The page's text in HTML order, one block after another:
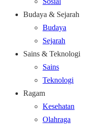
Budaya & Sejarah
Budaya
Sejarah
Sains & Teknologi
Sains
Teknologi
Ragam
Kesehatan
Olahraga